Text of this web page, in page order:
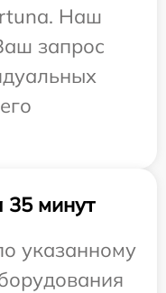
Наш
запрос
35 минут
указанному